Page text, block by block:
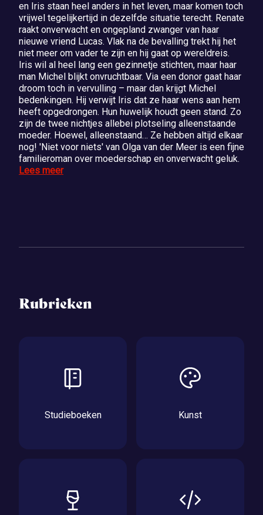
en Iris staan heel anders in het leven, maar komen toch
vrijwel tegelijkertijd in dezelfde situatie terecht. Renate
raakt onverwacht en ongepland zwanger van haar
nieuwe vriend Lucas. Vlak na de bevalling trekt hij het
niet meer om vader te zijn en hij gaat op wereldreis.
Iris wil al heel lang een gezinnetje stichten, maar haar
man Michel blijkt onvruchtbaar. Via een donor gaat haar
droom toch in vervulling – maar dan krijgt Michel
bedenkingen. Hij verwijt Iris dat ze haar wens aan hem
heeft opgedrongen. Hun huwelijk houdt geen stand. Zo
zijn de twee nichtjes allebei plotseling alleenstaande
moeder. Hoewel, alleenstaand… Ze hebben altijd elkaar
nog! 'Niet voor niets' van Olga van der Meer is een fijne
familieroman over moederschap en onverwacht geluk.
Lees meer
Rubrieken
Studieboeken Kunst